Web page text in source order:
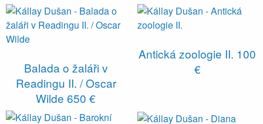
Balada o žaláři v
Readingu II. / Oscar
Wilde 650 €
Antická zoologie II. 100
€